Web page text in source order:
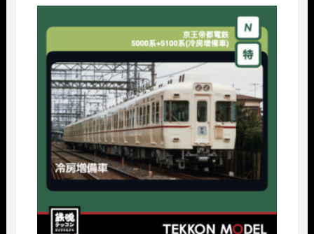
の
価
¥14,300
で
し
た。
在
の
は
¥10,010
で
す。